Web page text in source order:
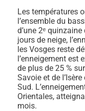
Les températures
l’ensemble du
d’une 2ᵉ
jours de neige,
les Vosges reste
l’enneigement est
de plus de 25 %
Savoie et de
Sud.
Orientales,
mois.